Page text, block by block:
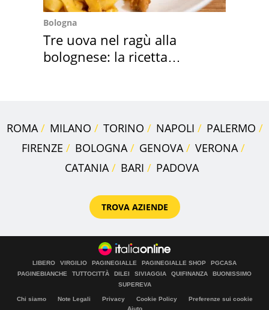
Bologna
Tre uova nel ragù alla
bolognese: la ricetta
ROMA MILANO TORINO NAPOLI
PALERMO
FIRENZE
BOLOGNA GENOVA
VERONA
CATANIA
BARI PADOVA
TROVA AZIENDE
LIBERO VIRGILIO PAGINEGIALLE PAGINEGIALLE SHOP
PGCASA
PAGINEBIANCHE
TUTTOCITTÀ DILEI SIVIAGGIA QUIFINANZA
BUONISSIMO
SUPEREVA
Chi siamo Note Legali Privacy Cookie Policy
Preferenze sui cookie
Aiuto